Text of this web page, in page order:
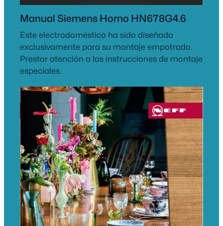
Manual Siemens Horno HN678G4.6
Este electrodoméstico ha sido diseñado
exclusivamente para su montaje empotrado.
Prestar atención a las instrucciones de montaje
especiales.